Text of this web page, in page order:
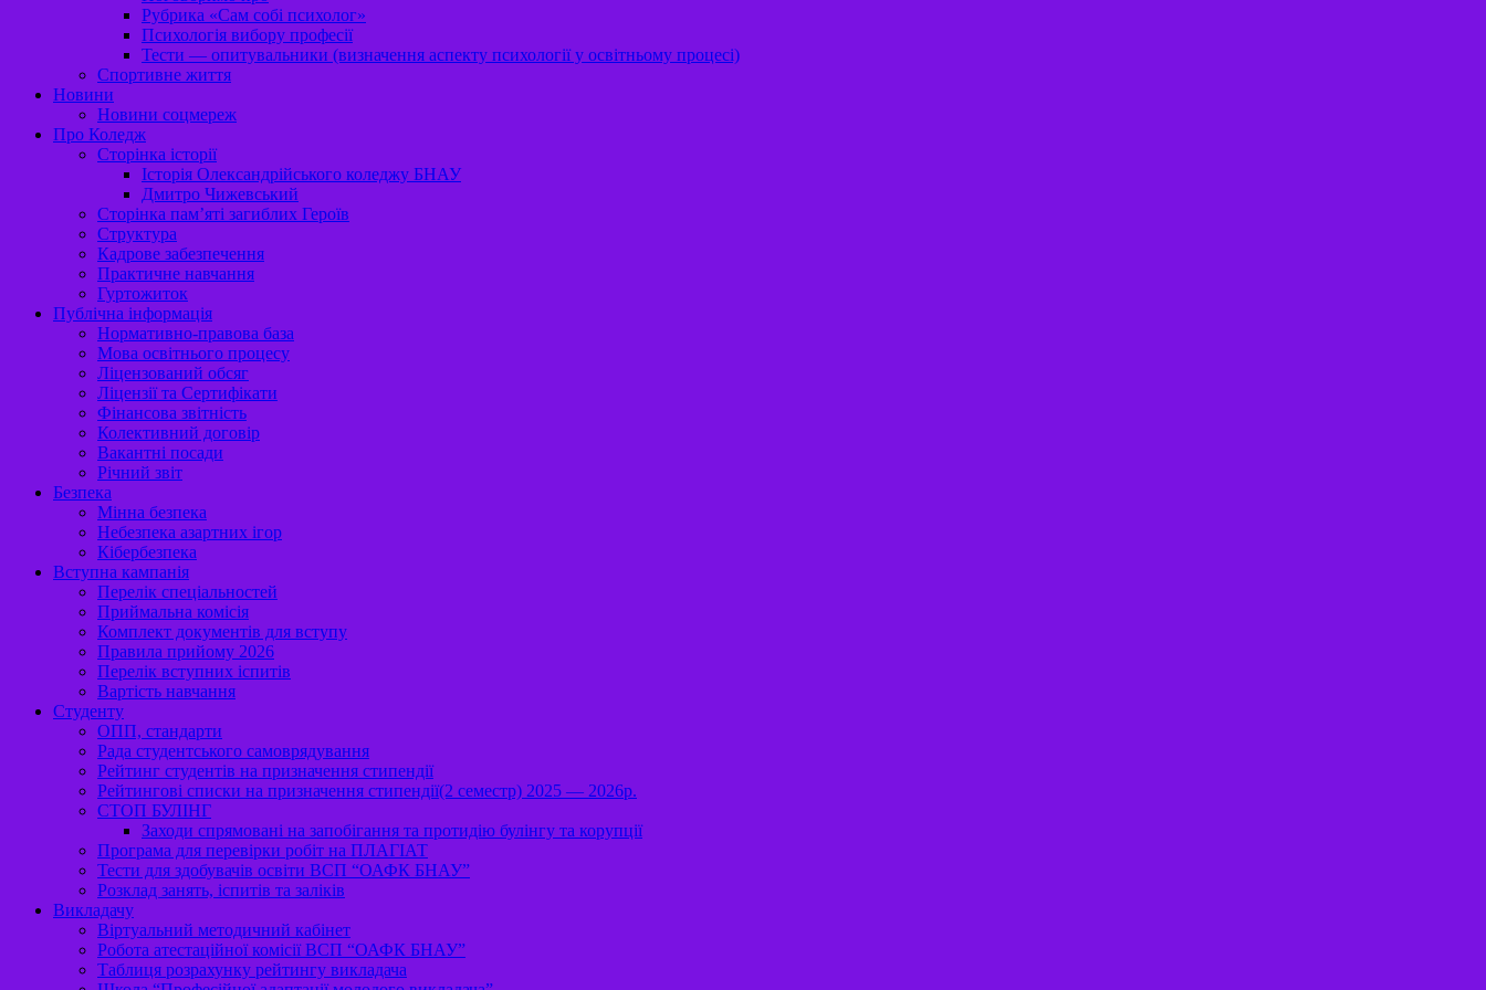
Рубрика «Сам собі психолог»
Психологія вибору професії
Тести — опитувальники (визначення аспекту психології у освітньому процесі)
Спортивне життя
Новини
Новини соцмереж
Про Коледж
Сторінка історії
Історія Олександрійського коледжу БНАУ
Дмитро Чижевський
Сторінка пам’яті загиблих Героїв
Структура
Кадрове забезпечення
Практичне навчання
Гуртожиток
Публічна інформація
Нормативно-правова база
Мова освітнього процесу
Ліцензований обсяг
Ліцензії та Сертифікати
Фінансова звітність
Колективний договір
Вакантні посади
Річний звіт
Безпека
Мінна безпека
Небезпека азартних ігор
Кібербезпека
Вступна кампанія
Перелік спеціальностей
Приймальна комісія
Комплект документів для вступу
Правила прийому 2026
Перелік вступних іспитів
Вартість навчання
Студенту
ОПП, стандарти
Рада студентського самоврядування
Рейтинг студентів на призначення стипендії
Рейтингові списки на призначення стипендії(2 семестр) 2025 — 2026р.
СТОП БУЛІНГ
Заходи спрямовані на запобігання та протидію булінгу та корупції
Програма для перевірки робіт на ПЛАГІАТ
Тести для здобувачів освіти ВСП “ОАФК БНАУ”
Розклад занять, іспитів та заліків
Викладачу
Віртуальний методичний кабінет
Робота атестаційної комісії ВСП “ОАФК БНАУ”
Таблиця розрахунку рейтингу викладача